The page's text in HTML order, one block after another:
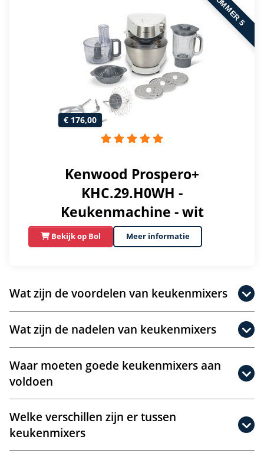
NUMMER 5
€ 176,00
Kenwood Prospero+
KHC.29.H0WH -
Keukenmachine - wit
Bekijk op Bol Meer informatie
Wat zijn de voordelen van keukenmixers
Wat zijn de nadelen van keukenmixers
Waar moeten goede keukenmixers aan
voldoen
Welke verschillen zijn er tussen
keukenmixers